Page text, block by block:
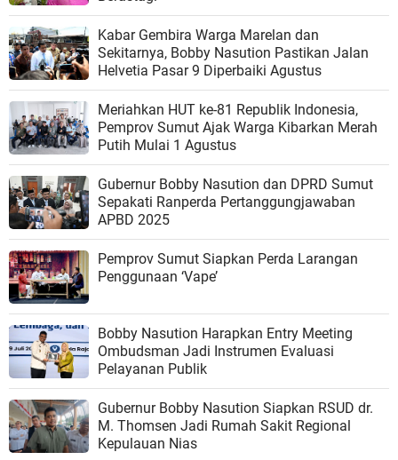
Kabar Gembira Warga Marelan dan
Sekitarnya, Bobby Nasution Pastikan Jalan
Helvetia Pasar 9 Diperbaiki Agustus
Meriahkan HUT ke-81 Republik Indonesia,
Pemprov Sumut Ajak Warga Kibarkan Merah
Putih Mulai 1 Agustus
Gubernur Bobby Nasution dan DPRD Sumut
Sepakati Ranperda Pertanggungjawaban
APBD 2025
Pemprov Sumut Siapkan Perda Larangan
Penggunaan ‘Vape’
Bobby Nasution Harapkan Entry Meeting
Ombudsman Jadi Instrumen Evaluasi
Pelayanan Publik
Gubernur Bobby Nasution Siapkan RSUD dr.
M. Thomsen Jadi Rumah Sakit Regional
Kepulauan Nias